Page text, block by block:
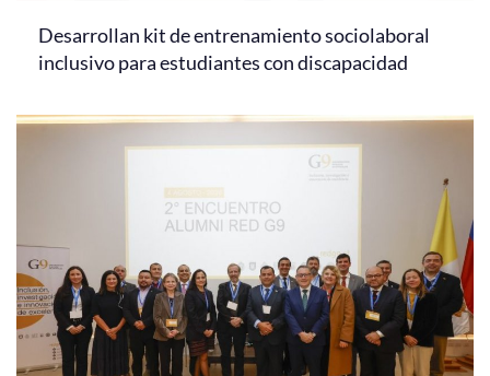
Desarrollan kit de entrenamiento sociolaboral
inclusivo para estudiantes con discapacidad